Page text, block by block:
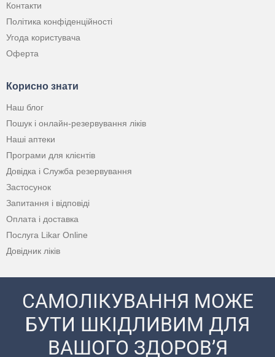
Контакти
Політика конфіденційності
Угода користувача
Оферта
Корисно знати
Наш блог
Пошук і онлайн-резервування ліків
Наші аптеки
Програми для клієнтів
Довідка і Служба резервування
Застосунок
Запитання і відповіді
Оплата і доставка
Послуга Likar Online
Довідник ліків
САМОЛІКУВАННЯ МОЖЕ
БУТИ ШКІДЛИВИМ ДЛЯ
ВАШОГО ЗДОРОВ’Я